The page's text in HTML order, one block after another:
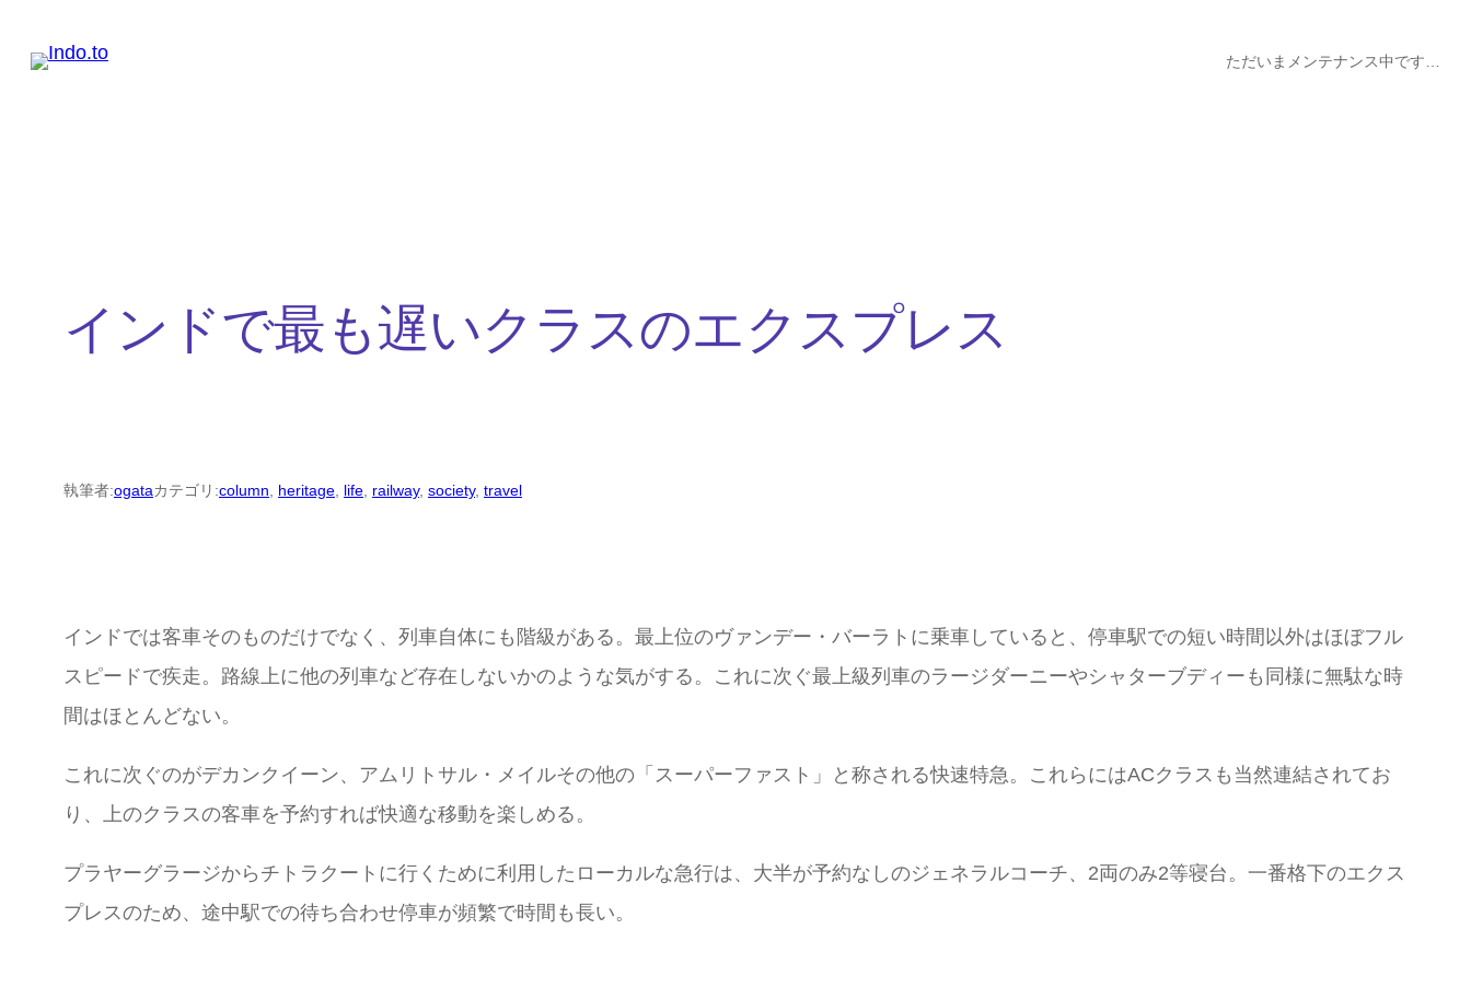
ただいまメンテナンス中です…
インドで最も遅いクラスのエクスプレス
執筆者:ogataカテゴリ:column, heritage, life, railway, society, travel
インドでは客車そのものだけでなく、列車自体にも階級がある。最上位のヴァンデー・バーラトに乗車していると、停車駅での短い時間以外はほぼフル
スピードで疾走。路線上に他の列車など存在しないかのような気がする。これに次ぐ最上級列車のラージダーニーやシャターブディーも同様に無駄な時
間はほとんどない。
これに次ぐのがデカンクイーン、アムリトサル・メイルその他の「スーパーファスト」と称される快速特急。これらにはACクラスも当然連結されてお
り、上のクラスの客車を予約すれば快適な移動を楽しめる。
プラヤーグラージからチトラクートに行くために利用したローカルな急行は、大半が予約なしのジェネラルコーチ、2両のみ2等寝台。一番格下のエクス
プレスのため、途中駅での待ち合わせ停車が頻繁で時間も長い。